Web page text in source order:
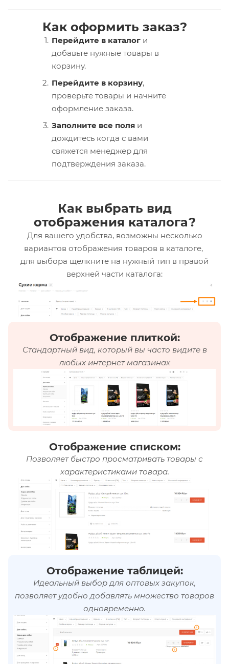
Как оформить заказ?
Перейдите в каталог и
добавьте нужные товары в
корзину.
Перейдите в корзину,
проверьте товары и начните
оформление заказа.
Заполните все поля и
дождитесь когда с вами
свяжется менеджер для
подтверждения заказа.
Как выбрать вид
отображения каталога?
Для вашего удобства, возможны несколько
вариантов отображения товаров в каталоге,
для выбора щелкните на нужный тип в правой
верхней части каталога:
Отображение плиткой:
Стандартный вид, который вы часто видите в
любых интернет магазинах
Отображение списком:
Позволяет быстро просматривать товары с
характеристиками товара.
Отображение таблицей:
Идеальный выбор для оптовых закупок,
позволяет удобно добавлять множество товаров
одновременно.